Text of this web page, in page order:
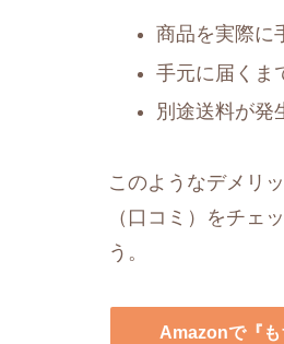
商品を実際に
手元に届くま
別途送料が発
このようなデメリ
（口コミ）をチェ
う。
Amazonで『